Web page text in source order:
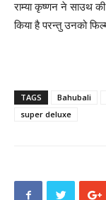
राम्या कृष्णन ने साउथ
किया है परन्तु उनको
TAGS Bahubali
super deluxe